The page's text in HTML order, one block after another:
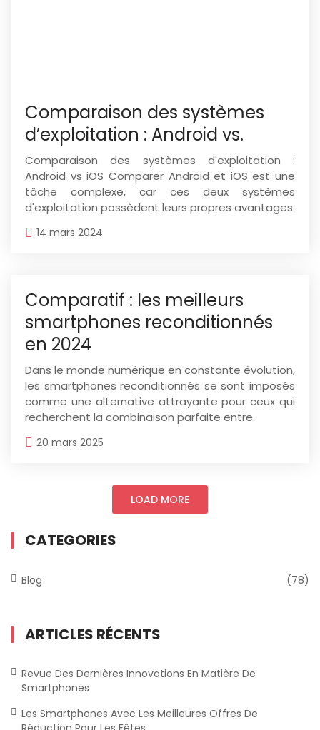
Comparaison des systèmes
d’exploitation : Android vs.
Comparaison des systèmes d'exploitation :
Android vs iOS Comparer Android et iOS est une
tâche complexe, car ces deux systèmes
d'exploitation possèdent leurs propres avantages.
14 mars 2024
Comparatif : les meilleurs
smartphones reconditionnés
en 2024
Dans le monde numérique en constante évolution,
les smartphones reconditionnés se sont imposés
comme une alternative attrayante pour ceux qui
recherchent la combinaison parfaite entre.
20 mars 2025
LOAD MORE
CATEGORIES
Blog (78)
ARTICLES RÉCENTS
Revue Des Dernières Innovations En Matière De
Smartphones
Les Smartphones Avec Les Meilleures Offres De